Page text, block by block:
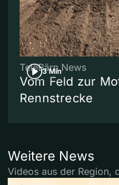
3 Min
TeleBärn News
Vom Feld zur
Rennstrecke
Weitere News
Videos aus der Region,